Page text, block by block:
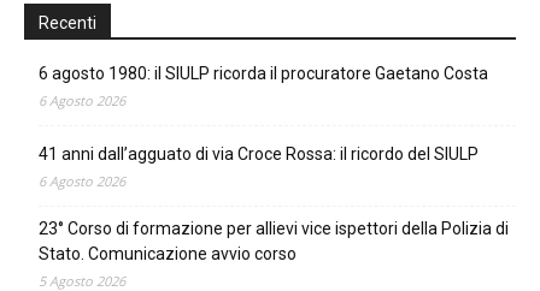
Recenti
6 agosto 1980: il SIULP ricorda il procuratore Gaetano Costa
6 Agosto 2026
41 anni dall’agguato di via Croce Rossa: il ricordo del SIULP
6 Agosto 2026
23° Corso di formazione per allievi vice ispettori della Polizia di
Stato. Comunicazione avvio corso
5 Agosto 2026